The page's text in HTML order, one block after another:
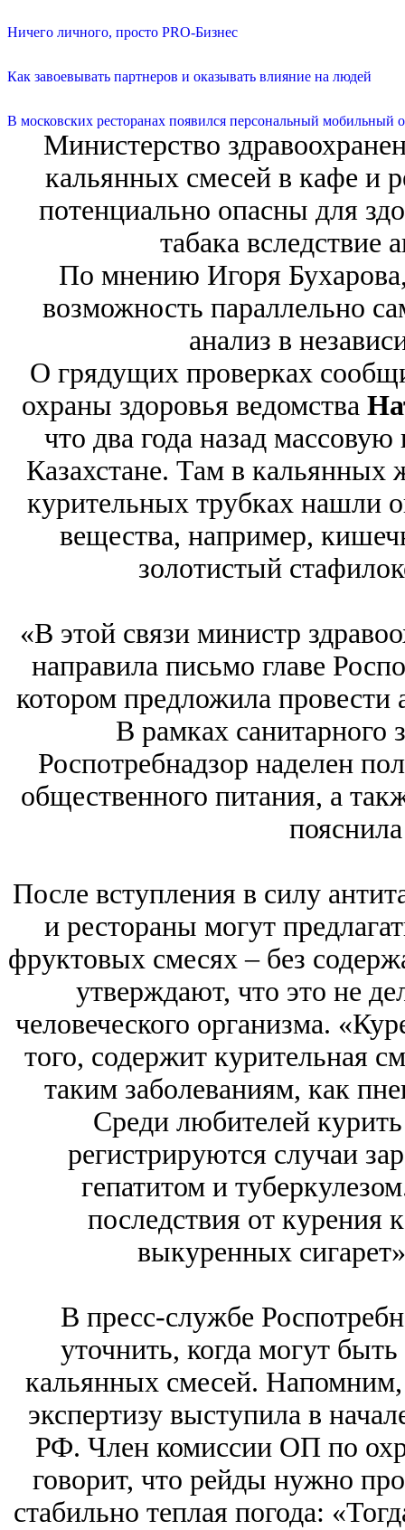
Ничего личного, просто PRO-Бизнес
Как завоевывать партнеров и оказывать влияние на людей
В московских ресторанах появился персональный мобильный
Министерство
кальянных смесей в кафе и
потенциально опасны для
табака вследствие
По мнению Игоря
возможность параллельно
анализ в
О грядущих проверках
охраны здоровья ведомства
что два года назад
Казахстане. Там в кальянных
курительных трубках нашли
вещества, например,
золотистый
«В этой связи министр
направила письмо главе
котором предложила
В рамках санитарного
Роспотребнадзор наделен
общественного питания, а
После вступления в силу
и рестораны могут
фруктовых смесях – без
утверждают, что это не
человеческого организма.
того, содержит курительная
таким заболеваниям, как
Среди любителей
регистрируются случаи
гепатитом и
последствия от курения
выкуренных
В пресс-службе
уточнить, когда могут
кальянных смесей.
экспертизу выступила в
РФ. Член комиссии ОП по
говорит, что рейды нужно
стабильно теплая погода: